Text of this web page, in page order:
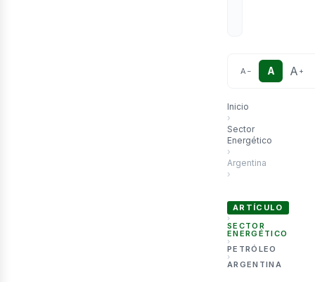
A − A A +
Inicio
›
Sector
Energético
›
Argentina
›
ARTÍCULO
›
SECTOR
ENERGÉTICO
›
PETRÓLEO
›
ARGENTINA